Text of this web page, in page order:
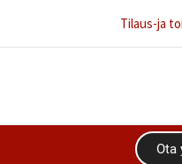
Tilaus-ja
Ota